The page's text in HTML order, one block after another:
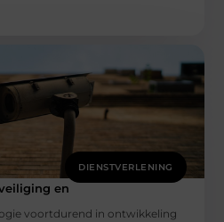
DIENSTVERLENING
en
voortdurend in ontwikkeling